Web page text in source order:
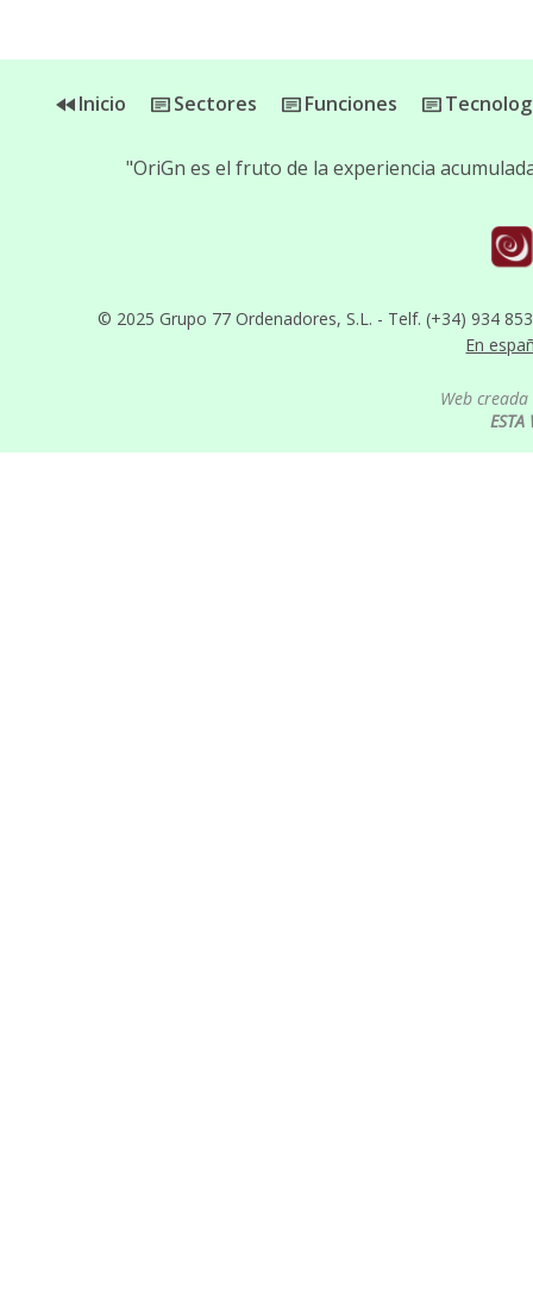
Inicio Sectores Funciones
© 2025 Grupo 77 Ordenadores, S.L. - Telf. (+34) 934
En
"OriGn es el fruto de la experiencia
Web
ESTA